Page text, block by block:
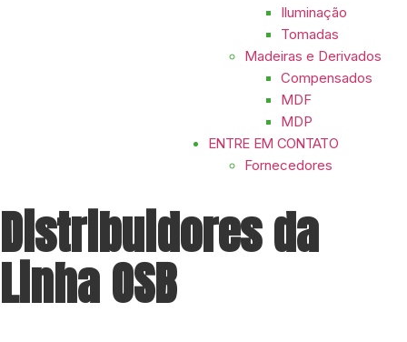
Iluminação
Tomadas
Madeiras e Derivados
Compensados
MDF
MDP
ENTRE EM CONTATO
Fornecedores
Distribuidores da
Linha OSB